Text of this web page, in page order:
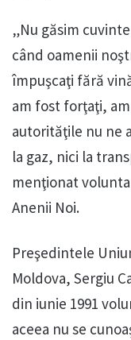
„Nu găsim
când oamenii
împuşcaţi fără
am fost forţaţi,
autorităţile nu ne
la gaz, nici la
menţionat
Anenii Noi.
Preşedintele
Moldova, Sergiu
din iunie 1991
aceea nu se